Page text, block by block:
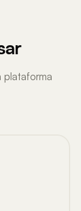
plataforma